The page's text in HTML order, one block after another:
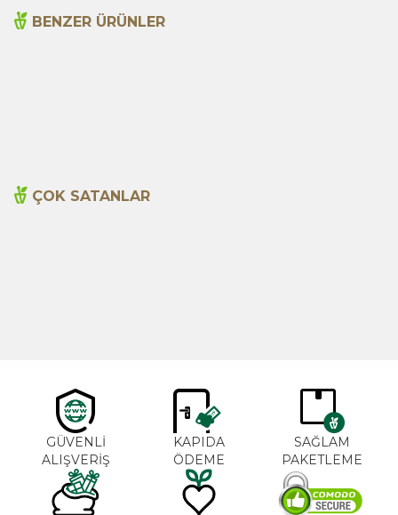
BENZER ÜRÜNLER
ÇOK SATANLAR
GÜVENLİ
ALIŞVERİŞ
KAPIDA
ÖDEME
SAĞLAM
PAKETLEME